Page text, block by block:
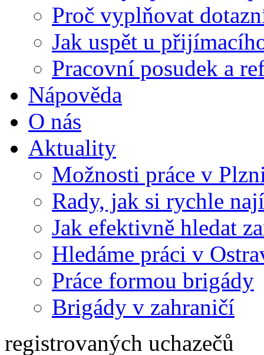
Proč vyplňovat
Jak uspět u
Pracovní posudek a
Nápověda
O nás
Aktuality
Možnosti práce v
Rady, jak si rychle
Jak efektivně hledat
Hledáme práci v
Práce formou brigády
Brigády v zahraničí
registrovaných uchazečů